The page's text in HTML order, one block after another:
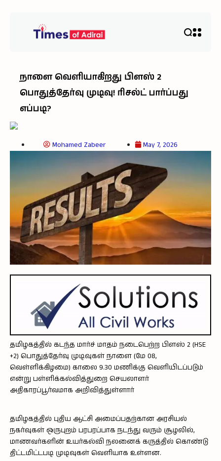
நாளை வெளியாகிறது பிளஸ் 2
பொதுத்தேர்வு முடிவு! ரிசல்ட் பார்ப்பது
எப்படி?
Mohamed Zabeer May 7, 2026
தமிழகத்தில் கடந்த மார்ச் மாதம் நடைபெற்ற பிளஸ் 2 (HSE
+2) பொதுத்தேர்வு முடிவுகள் நாளை (மே 08,
வெள்ளிக்கிழமை) காலை 9.30 மணிக்கு வெளியிடப்படும்
என்று பள்ளிக்கல்வித்துறை செயலாளர்
அதிகாரப்பூர்வமாக அறிவித்துள்ளார்
தமிழகத்தில் புதிய ஆட்சி அமைப்பதற்கான அரசியல்
நகர்வுகள் ஒருபுறம் பரபரப்பாக நடந்து வரும் சூழலில்,
மாணவர்களின் உயர்கல்வி நலனைக் கருத்தில் கொண்டு
திட்டமிட்டபடி முடிவுகள் வெளியாக உள்ளன.